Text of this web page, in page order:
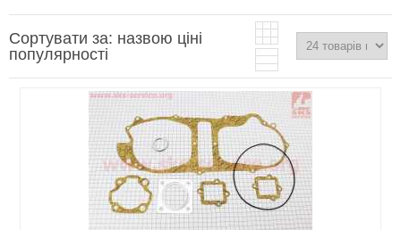
Сортувати за: назвою ціні
популярності